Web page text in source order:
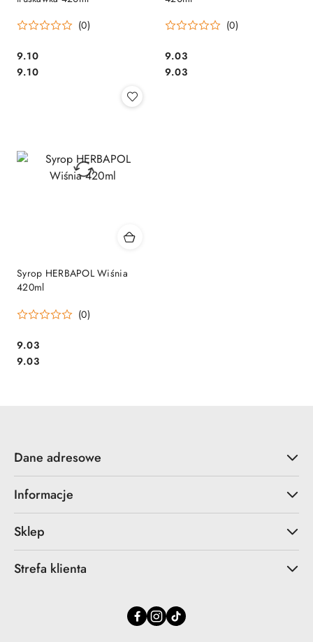
(0)
Cena:
9.10
Cena:
9.10
(0)
Cena:
9.03
Cena:
9.03
Syrop HERBAPOL Wiśnia
420ml
(0)
Cena:
9.03
Cena:
9.03
Dane adresowe
Informacje
Sklep
Strefa klienta